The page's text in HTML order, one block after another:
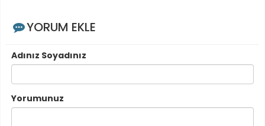
YORUM EKLE
Adınız Soyadınız
Yorumunuz